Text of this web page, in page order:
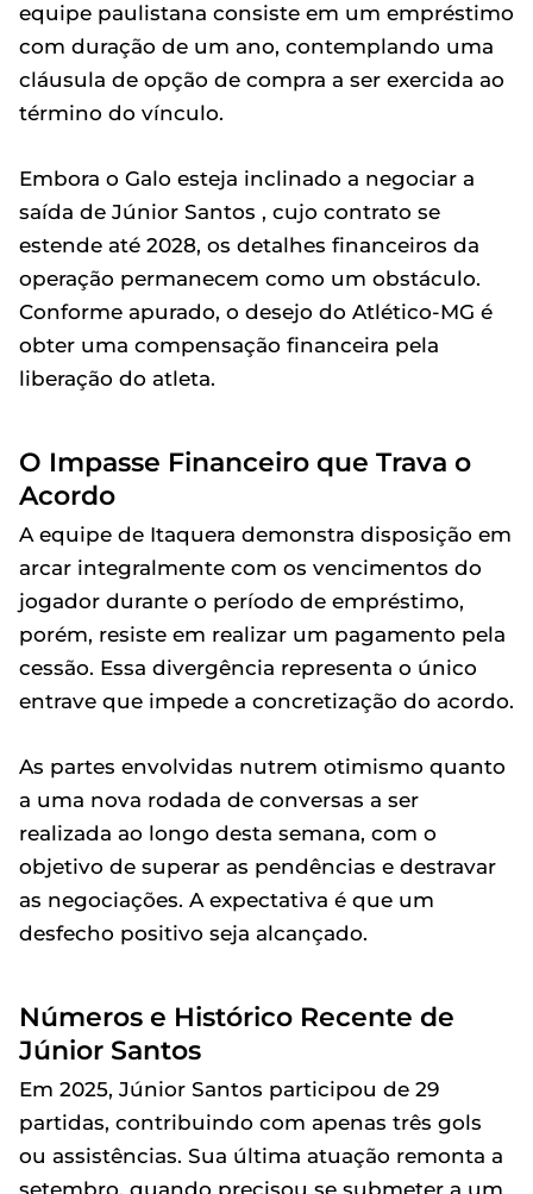
equipe paulistana consiste em um empréstimo
com duração de um ano, contemplando uma
cláusula de opção de compra a ser exercida ao
término do vínculo.
Embora o Galo esteja inclinado a negociar a
saída de Júnior Santos , cujo contrato se
estende até 2028, os detalhes financeiros da
operação permanecem como um obstáculo.
Conforme apurado, o desejo do Atlético-MG é
obter uma compensação financeira pela
liberação do atleta.
O Impasse Financeiro que Trava o
Acordo
A equipe de Itaquera demonstra disposição em
arcar integralmente com os vencimentos do
jogador durante o período de empréstimo,
porém, resiste em realizar um pagamento pela
cessão. Essa divergência representa o único
entrave que impede a concretização do acordo.
As partes envolvidas nutrem otimismo quanto
a uma nova rodada de conversas a ser
realizada ao longo desta semana, com o
objetivo de superar as pendências e destravar
as negociações. A expectativa é que um
desfecho positivo seja alcançado.
Números e Histórico Recente de
Júnior Santos
Em 2025, Júnior Santos participou de 29
partidas, contribuindo com apenas três gols
ou assistências. Sua última atuação remonta a